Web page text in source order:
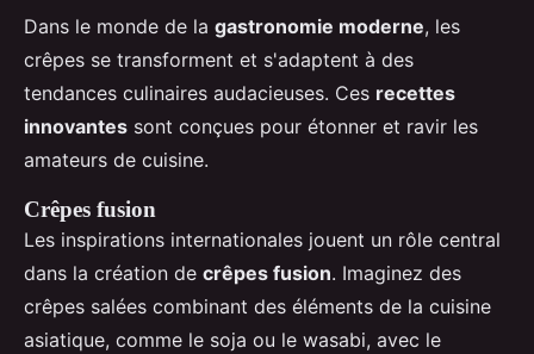
Dans le monde de la gastronomie moderne, les
crêpes se transforment et s'adaptent à des
tendances culinaires audacieuses. Ces recettes
innovantes sont conçues pour étonner et ravir les
amateurs de cuisine.
Crêpes fusion
Les inspirations internationales jouent un rôle central
dans la création de crêpes fusion. Imaginez des
crêpes salées combinant des éléments de la cuisine
asiatique, comme le soja ou le wasabi, avec le